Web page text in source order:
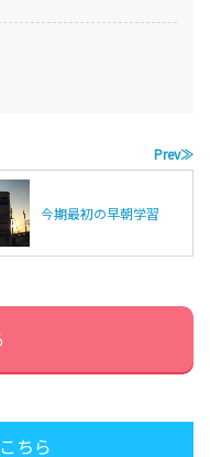
Prev≫
今期最初の早朝学習
ちら